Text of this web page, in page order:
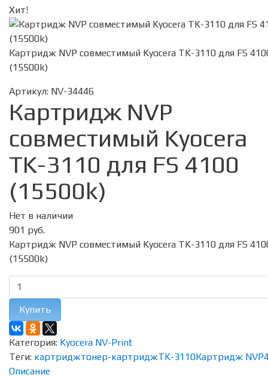
Хит!
Картридж NVP совместимый Kyocera TK-3110 для FS
(15500k)
Артикул: NV-34446
Картридж NVP
совместимый Kyocera
TK-3110 для FS 4100
(15500k)
Нет в наличии
901 руб.
Картридж NVP совместимый Kyocera TK-3110 для FS
(15500k)
Купить
Категория: Kyocera NV-Print
Теги: картриджтонер-картриджTK-3110Картридж NVP
Описание